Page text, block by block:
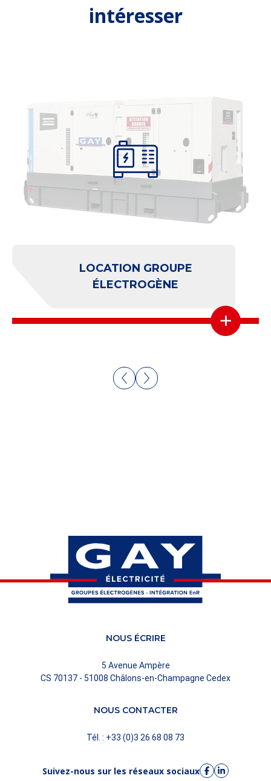
intéresser
LOCATION GROUPE
ÉLECTROGÈNE
+
NOUS ÉCRIRE
5 Avenue Ampère
CS 70137 - 51008 Châlons-en-Champagne Cedex
NOUS CONTACTER
Tél. : +33 (0)3 26 68 08 73
Suivez-nous sur les réseaux sociaux